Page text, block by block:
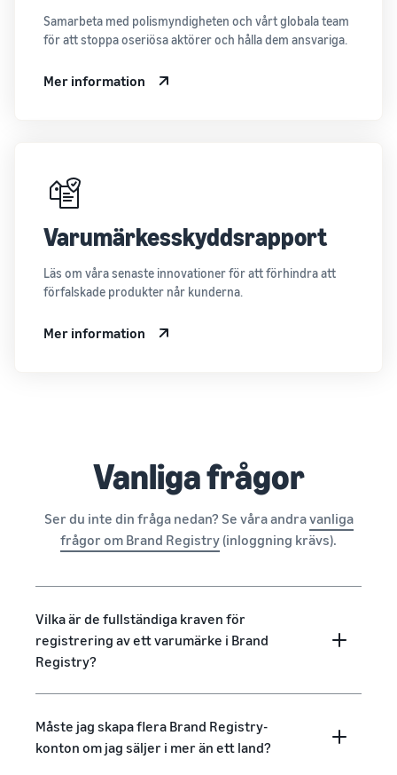
Samarbeta med polismyndigheten och vårt globala team
för att stoppa oseriösa aktörer och hålla dem ansvariga.
Mer information
Varumärkesskyddsrapport
Läs om våra senaste innovationer för att förhindra att
förfalskade produkter når kunderna.
Mer information
Vanliga frågor
Ser du inte din fråga nedan? Se våra andravanliga
frågor om Brand Registry (inloggning krävs).
Vilka är de fullständiga kraven för
registrering av ett varumärke i Brand
Registry?
Måste jag skapa flera Brand Registry-
konton om jag säljer i mer än ett land?